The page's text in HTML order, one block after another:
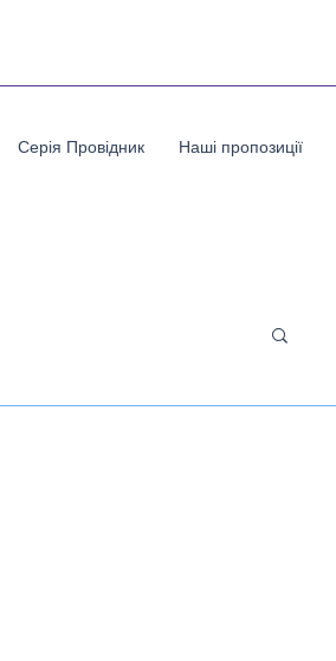
Серія Провідник Наші пропозиції